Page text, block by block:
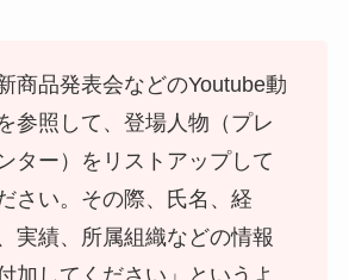
新商品発表会などのYoutube動
参照して、登場人物（プレ
ター）をリストアップして
さい。その際、氏名、経
実績、所属組織などの情報